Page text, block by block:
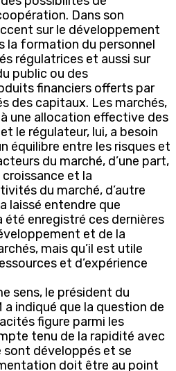
Dans son
sur le développement
la formation du personnel
régulatrices et aussi sur
public ou des
financiers offerts par
des capitaux. Les marchés,
une allocation effective des
le régulateur, lui, a besoin
équilibre entre les risques et
du marché, d’une part,
et la
du marché, d’autre
laissé entendre que
été enregistré ces dernières
et de la
mais qu’il est utile
et d’expérience
sens, le président du
a indiqué que la question de
figure parmi les
tenu de la rapidité avec
sont développés et se
doit être au point